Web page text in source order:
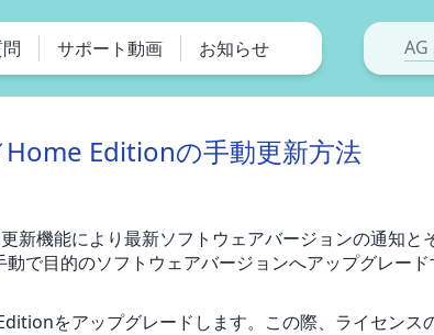
サポート動画 お知らせ
Editionの手動更新方法
機能により最新ソフトウェアバージョンの通知と
で目的のソフトウェアバージョンへアップグレー
をアップグレードします。この際、ライセンス